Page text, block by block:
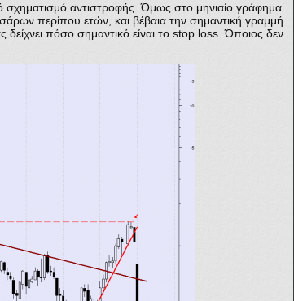
αντιστροφής. Όμως στο μηνιαίο γράφημα
περίπου ετών, και βέβαια την σημαντική γραμμή
πόσο σημαντικό είναι το stop loss. Όποιος δεν